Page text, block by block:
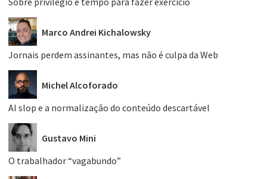
Marco Andrei Kichalowsky
Jornais perdem assinantes, mas não é culpa da Web
Michel Alcoforado
AI slop e a normalização do conteúdo descartável
Gustavo Mini
O trabalhador “vagabundo”